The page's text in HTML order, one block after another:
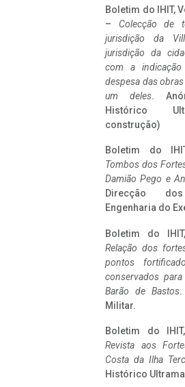
Boletim do IHIT,
– Colecção de
jurisdição da
jurisdição da
com a
despesa das
um deles.
Histórico
construção)
Boletim do
Tombos dos
Damião Pego e
Direcção
Engenharia do
Boletim do
Relação dos
pontos
conservados para
Barão de Bastos.
Militar.
Boletim do
Revista aos
Costa da Ilha
Histórico